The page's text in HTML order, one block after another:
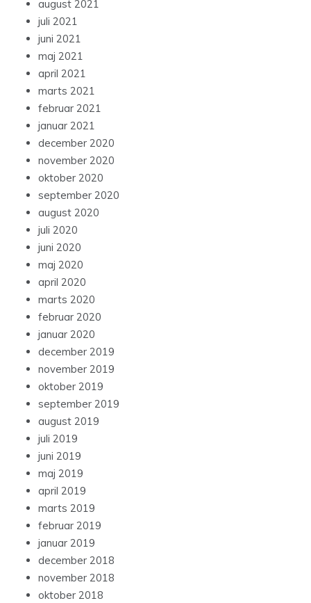
august 2021
juli 2021
juni 2021
maj 2021
april 2021
marts 2021
februar 2021
januar 2021
december 2020
november 2020
oktober 2020
september 2020
august 2020
juli 2020
juni 2020
maj 2020
april 2020
marts 2020
februar 2020
januar 2020
december 2019
november 2019
oktober 2019
september 2019
august 2019
juli 2019
juni 2019
maj 2019
april 2019
marts 2019
februar 2019
januar 2019
december 2018
november 2018
oktober 2018